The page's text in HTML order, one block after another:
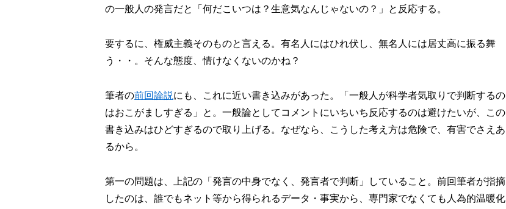
の一般人の発言だと「何だこいつは？生意気なんじゃないの？」と反応する。
要するに、権威主義そのものと言える。有名人にはひれ伏し、無名人には居丈高に振る舞
う・・。そんな態度、情けなくないのかね？
筆者の前回論説にも、これに近い書き込みがあった。「一般人が科学者気取りで判断するの
はおこがましすぎる」と。一般論としてコメントにいちいち反応するのは避けたいが、この
書き込みはひどすぎるので取り上げる。なぜなら、こうした考え方は危険で、有害でさえあ
るから。
第一の問題は、上記の「発言の中身でなく、発言者で判断」していること。前回筆者が指摘
したのは、誰でもネット等から得られるデータ・事実から、専門家でなくても人為的温暖化